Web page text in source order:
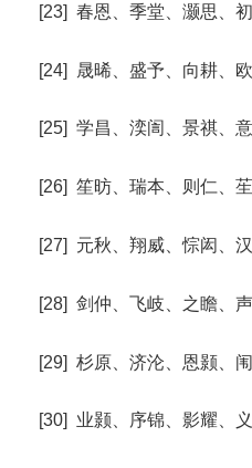
[23] 春恩、季堂、灏思、
[24] 晟晞、盛予、向耕、
[25] 学昌、湙訚、景祺、
[26] 笙昉、瑞本、则仁、
[27] 元秋、翔威、悰闳、
[28] 剑仲、飞岐、之瞻、
[29] 杉原、济沦、恩颢、
[30] 业颢、序锦、影耀、